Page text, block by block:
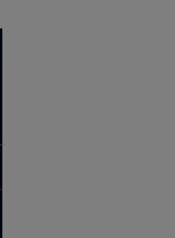
(Link